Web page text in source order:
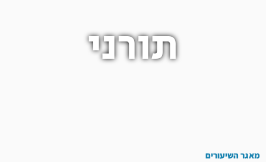
תורני
מאגר השיעורים